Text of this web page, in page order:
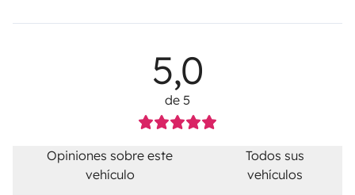
5,0
de 5
Opiniones sobre este
vehículo
Todos sus
vehículos